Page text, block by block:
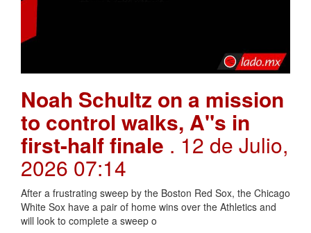
Noah Schultz on a mission
to control walks, A"s in
first-half finale . 12 de Julio,
2026 07:14
After a frustrating sweep by the Boston Red Sox, the Chicago
White Sox have a pair of home wins over the Athletics and
will look to complete a sweep o